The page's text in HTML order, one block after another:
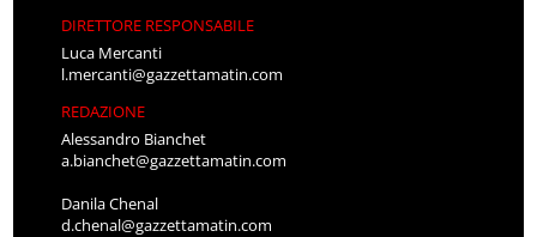
DIRETTORE RESPONSABILE
Luca Mercanti
l.mercanti@gazzettamatin.com
REDAZIONE
Alessandro Bianchet
a.bianchet@gazzettamatin.com
Danila Chenal
d.chenal@gazzettamatin.com